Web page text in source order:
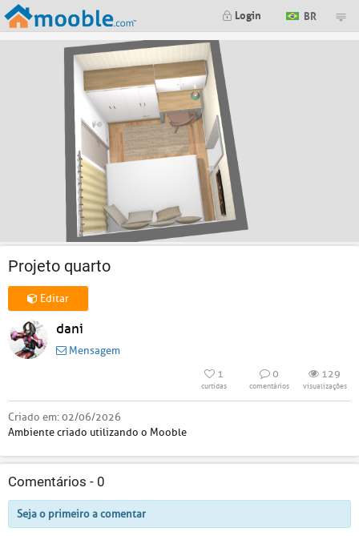
Login BR
Projeto quarto
Editar
dani
Mensagem
1
curtidas
0
comentários
129
visualizações
Criado em:02/06/2026
Ambiente criado utilizando o Mooble
Comentários - 0
Seja o primeiro a comentar